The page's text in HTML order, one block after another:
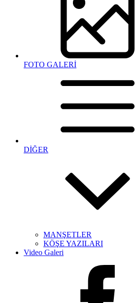
FOTO GALERİ
DİĞER
MANŞETLER
KÖŞE YAZILARI
Video Galeri